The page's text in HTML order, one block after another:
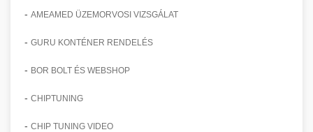
- AMEAMED ÜZEMORVOSI VIZSGÁLAT
- GURU KONTÉNER RENDELÉS
- BOR BOLT ÉS WEBSHOP
- CHIPTUNING
- CHIP TUNING VIDEO